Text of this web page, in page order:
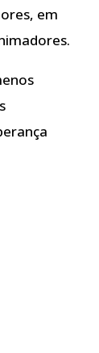
em